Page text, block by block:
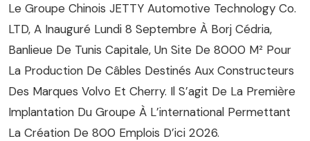
Le Groupe Chinois JETTY Automotive Technology Co.
LTD, A Inauguré Lundi 8 Septembre À Borj Cédria,
Banlieue De Tunis Capitale, Un Site De 8000 M² Pour
La Production De Câbles Destinés Aux Constructeurs
Des Marques Volvo Et Cherry. Il S’agit De La Première
Implantation Du Groupe À L’international Permettant
La Création De 800 Emplois D’ici 2026.